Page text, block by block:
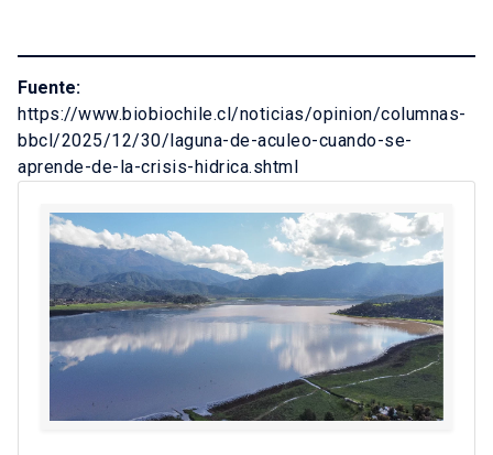
Fuente:
https://www.biobiochile.cl/noticias/opinion/columnas-
bbcl/2025/12/30/laguna-de-aculeo-cuando-se-
aprende-de-la-crisis-hidrica.shtml